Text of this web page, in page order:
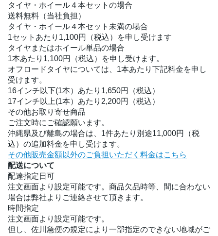
タイヤ・ホイール４本セットの場合
送料無料（当社負担）
タイヤ・ホイール４本セット未満の場合
1セットあたり1,100円（税込）を申し受けます
タイヤまたはホイール単品の場合
1本あたり1,100円（税込）を申し受けます。
オフロードタイヤについては、1本あたり下記料金を申し
受けます。
16インチ以下(1本）あたり1,650円（税込）
17インチ以上(1本）あたり2,200円（税込）
その他お取り寄せ商品
ご注文時にご確認願います。
沖縄県及び離島の場合は、1件あたり別途11,000円（税
込）の追加料金を申し受けます。
その他販売金額以外のご負担いただく料金はこちら
配送について
配達指定日可
注文画面より設定可能です。商品欠品時等、間に合わない
場合は弊社よりご連絡させて頂きます。
時間指定
注文画面より設定可能です。
但し、佐川急便の規定により一部指定のできない地域がご